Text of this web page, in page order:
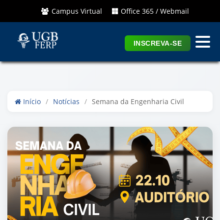
Campus Virtual Office 365 / Webmail
INSCREVA-SE
Início / Notícias / Semana da Engenharia Civil